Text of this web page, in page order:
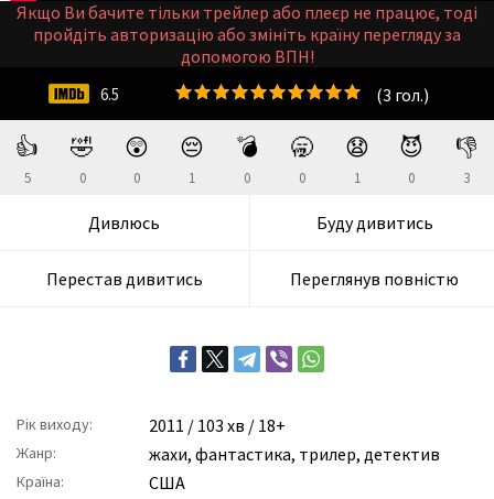
👍
5
🤣
0
😲
0
😔
1
💣
0
🥱
0
😧
1
😈
0
👎
3
Дивлюсь Буду дивитись
Перестав дивитись Переглянув повністю
Рік виходу: 2011 / 103 хв / 18+
Жанр: жахи, фантастика, трилер, детектив
Країна: США
(3 гол.)
6.5
Якщо Ви бачите тільки трейлер або плеєр не працює, тоді
пройдіть авторизацію або змініть країну перегляду за
допомогою ВПН!